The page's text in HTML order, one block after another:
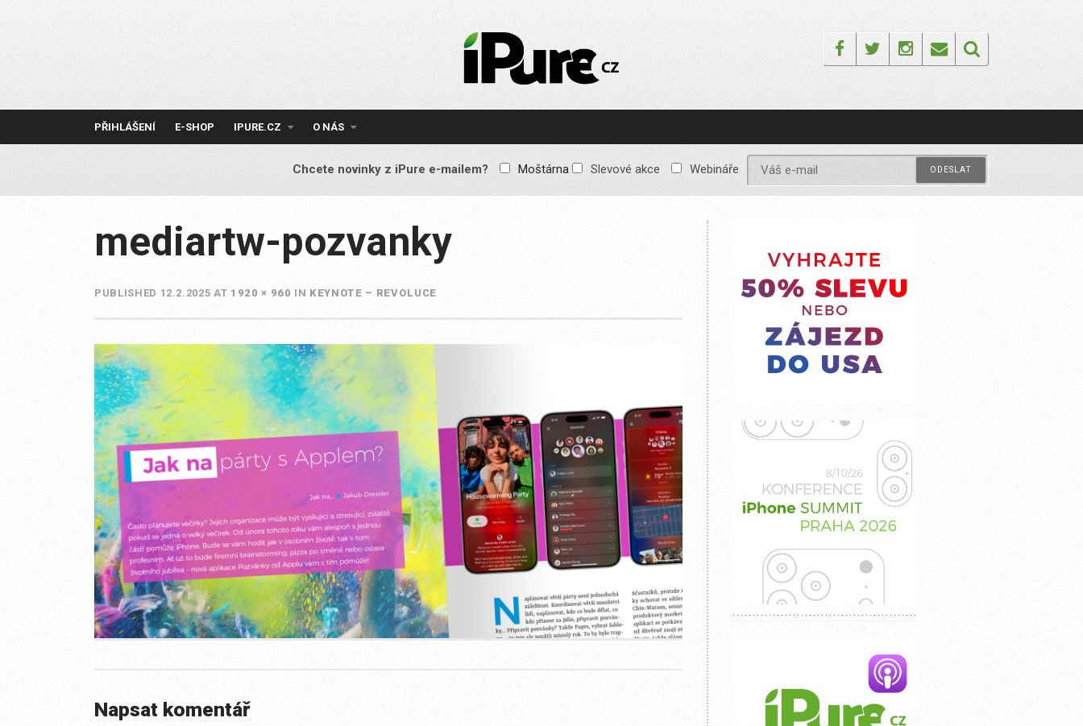
IPURE.CZ
Prémiový Apple e-
reklamy, žádné
obsah pro všechny
FacebookTwitterInstagram
Email
PŘIHLÁŠENÍ E-SHOP IPURE.CZ O NÁS
Chcete novinky z iPure e-mailem? Moštárna Slevové akce Webináře
mediartw-pozvanky
PUBLISHED 12.2.2025 AT 1920 × 960 IN KEYNOTE – REVOLUCE
Napsat komentář